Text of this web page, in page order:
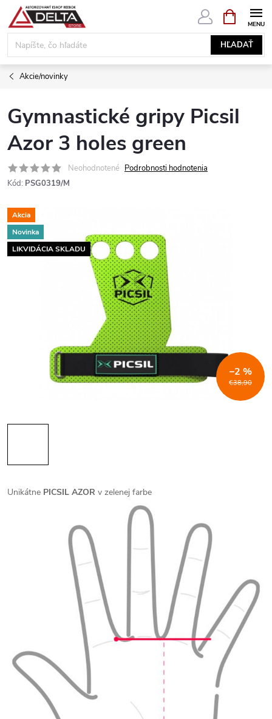
Prejsť
obsah
HĽADAŤ
KOŠÍK
Akcie/novinky
Gymnastické gripy Picsil
Azor 3 holes green
Neohodnotené Podrobnosti hodnotenia
Kód: PSG0319/M
Akcia
Novinka
LIKVIDÁCIA SKLADU
€38,90
–2 %
Unikátne PICSIL AZOR v zelenej farbe